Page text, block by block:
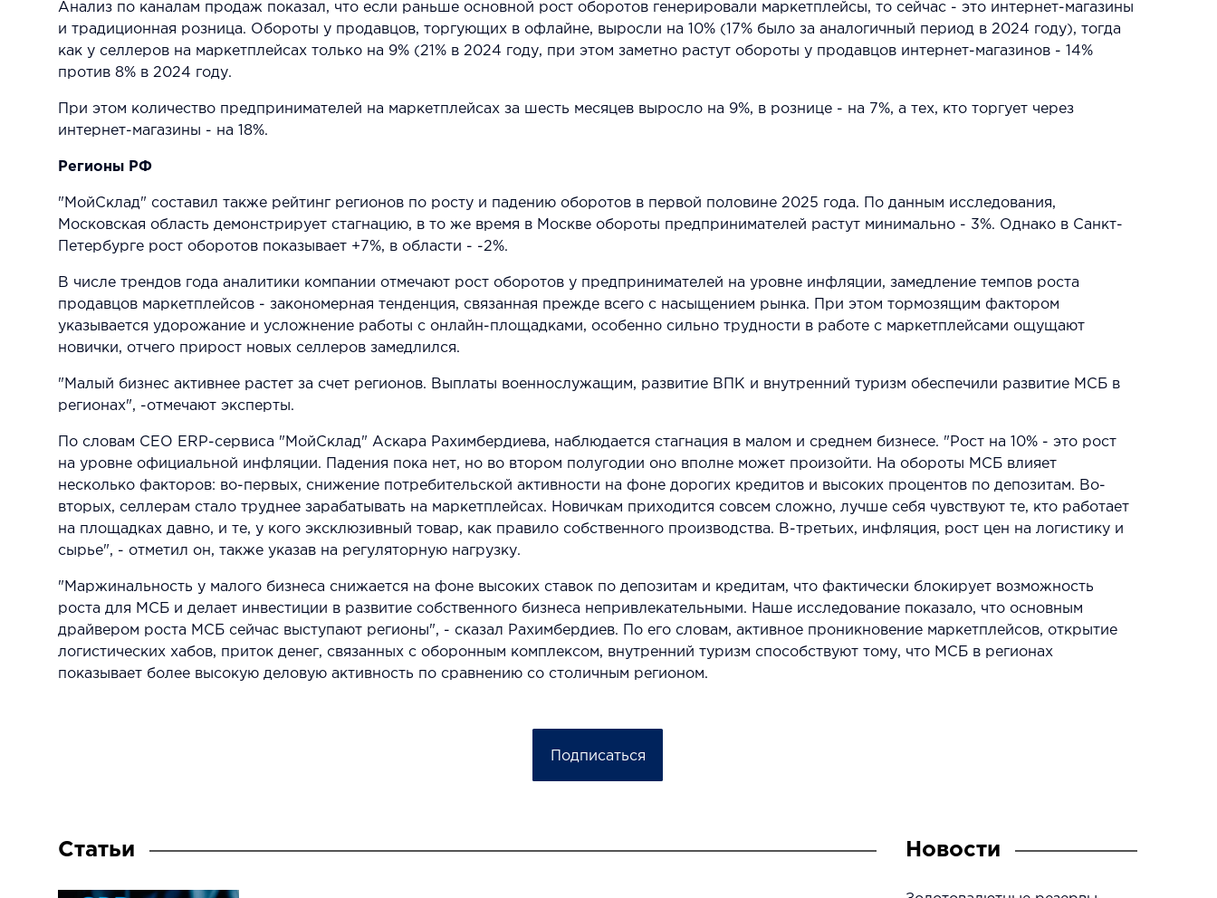
Анализ по каналам продаж показал, что если раньше основной рост оборотов генерировали маркетплейсы, то сейчас - это интернет-магазины
и традиционная розница. Обороты у продавцов, торгующих в офлайне, выросли на 10% (17% было за аналогичный период в 2024 году), тогда
как у селлеров на маркетплейсах только на 9% (21% в 2024 году, при этом заметно растут обороты у продавцов интернет-магазинов - 14%
против 8% в 2024 году.
При этом количество предпринимателей на маркетплейсах за шесть месяцев выросло на 9%, в рознице - на 7%, а тех, кто торгует через
интернет-магазины - на 18%.
Регионы РФ
"МойСклад" составил также рейтинг регионов по росту и падению оборотов в первой половине 2025 года. По данным исследования,
Московская область демонстрирует стагнацию, в то же время в Москве обороты предпринимателей растут минимально - 3%. Однако в Санкт-
Петербурге рост оборотов показывает +7%, в области - -2%.
В числе трендов года аналитики компании отмечают рост оборотов у предпринимателей на уровне инфляции, замедление темпов роста
продавцов маркетплейсов - закономерная тенденция, связанная прежде всего с насыщением рынка. При этом тормозящим фактором
указывается удорожание и усложнение работы с онлайн-площадками, особенно сильно трудности в работе с маркетплейсами ощущают
новички, отчего прирост новых селлеров замедлился.
"Малый бизнес активнее растет за счет регионов. Выплаты военнослужащим, развитие ВПК и внутренний туризм обеспечили развитие МСБ в
регионах", -отмечают эксперты.
По словам CEO ERP-сервиса "МойСклад" Аскара Рахимбердиева, наблюдается стагнация в малом и среднем бизнесе. "Рост на 10% - это рост
на уровне официальной инфляции. Падения пока нет, но во втором полугодии оно вполне может произойти. На обороты МСБ влияет
несколько факторов: во-первых, снижение потребительской активности на фоне дорогих кредитов и высоких процентов по депозитам. Во-
вторых, селлерам стало труднее зарабатывать на маркетплейсах. Новичкам приходится совсем сложно, лучше себя чувствуют те, кто работает
на площадках давно, и те, у кого эксклюзивный товар, как правило собственного производства. В-третьих, инфляция, рост цен на логистику и
сырье", - отметил он, также указав на регуляторную нагрузку.
"Маржинальность у малого бизнеса снижается на фоне высоких ставок по депозитам и кредитам, что фактически блокирует возможность
роста для МСБ и делает инвестиции в развитие собственного бизнеса непривлекательными. Наше исследование показало, что основным
драйвером роста МСБ сейчас выступают регионы", - сказал Рахимбердиев. По его словам, активное проникновение маркетплейсов, открытие
логистических хабов, приток денег, связанных с оборонным комплексом, внутренний туризм способствуют тому, что МСБ в регионах
показывает более высокую деловую активность по сравнению со столичным регионом.
Подписаться
Статьи Новости